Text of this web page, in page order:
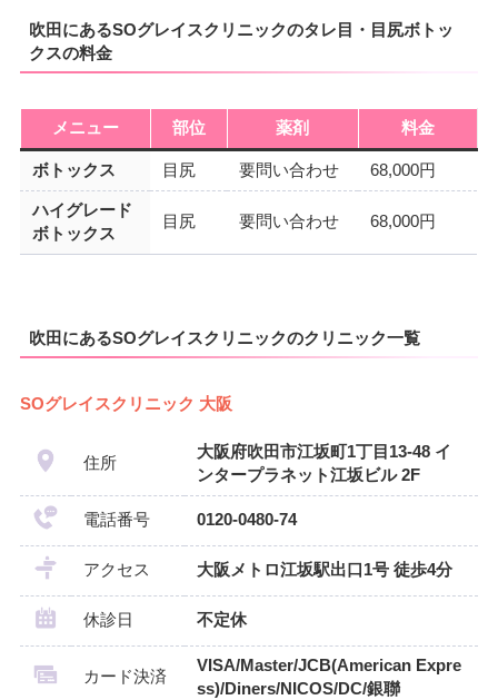
吹田にあるSOグレイスクリニックのタレ目・目尻ボトッ
クスの料金
メニュー 部位 薬剤 料金
ボトックス 目尻 要問い合わせ 68,000円
ハイグレード
ボトックス
目尻 要問い合わせ 68,000円
吹田にあるSOグレイスクリニックのクリニック一覧
SOグレイスクリニック 大阪
住所
大阪府吹田市江坂町1丁目13-48 イ
ンタープラネット江坂ビル 2F
電話番号 0120-0480-74
アクセス 大阪メトロ江坂駅出口1号 徒歩4分
休診日 不定休
カード決済
VISA/Master/JCB(American Expre
ss)/Diners/NICOS/DC/銀聯